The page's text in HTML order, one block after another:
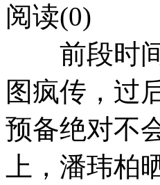
阅读(0)
前段时间
图疯传，过
预备绝对不
上，潘玮